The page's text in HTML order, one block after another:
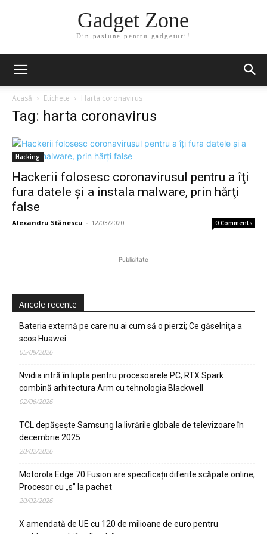
Gadget Zone
Din pasiune pentru gadgeturi!
Acasă Etichete Harta coronavirus
Tag: harta coronavirus
Hacking
Hackerii folosesc coronavirusul pentru a îţi
fura datele şi a instala malware, prin hărţi
false
Alexandru Stănescu - 12/03/2020 0 Comments
Publicitate
Aricole recente
Bateria externă pe care nu ai cum să o pierzi; Ce găselniţa a
scos Huawei
05/08/2026
Nvidia intră în lupta pentru procesoarele PC; RTX Spark
combină arhitectura Arm cu tehnologia Blackwell
02/06/2026
TCL depășește Samsung la livrările globale de televizoare în
decembrie 2025
20/02/2026
Motorola Edge 70 Fusion are specificații diferite scăpate online;
Procesor cu „s” la pachet
20/02/2026
X amendată de UE cu 120 de milioane de euro pentru